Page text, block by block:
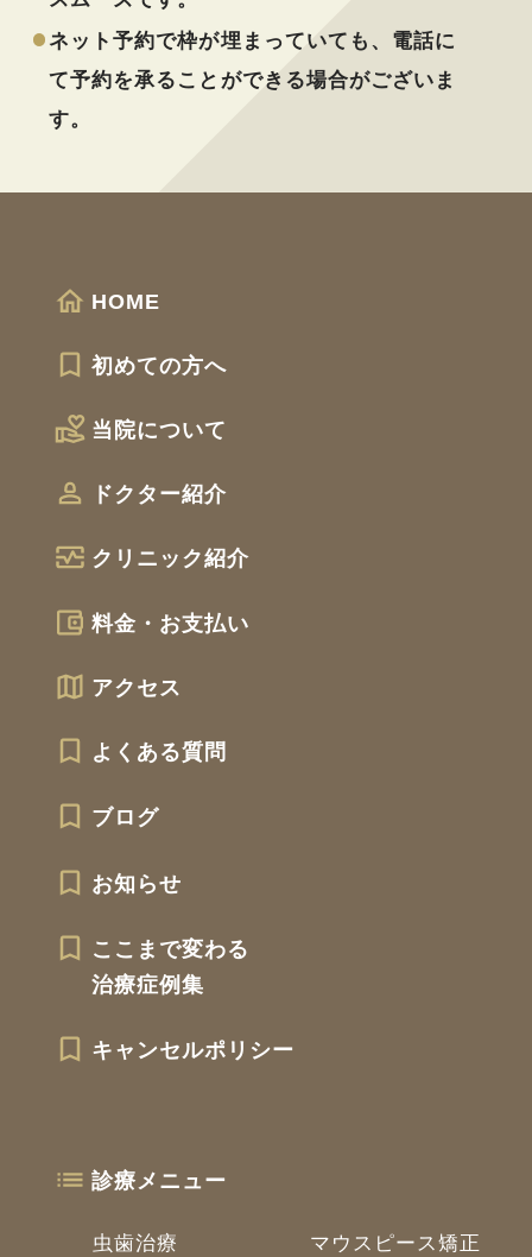
ネット予約で枠が埋まっていても、電話に
て予約を承ることができる場合がございま
す。
HOME
初めての方へ
当院について
ドクター紹介
クリニック紹介
料金・お支払い
アクセス
よくある質問
ブログ
お知らせ
ここまで変わる
治療症例集
キャンセルポリシー
診療メニュー
虫歯治療
マウスピース矯正